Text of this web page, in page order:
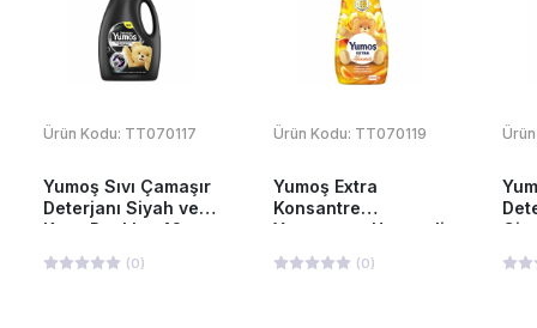
Ürün Kodu: TT070117
Yumoş Sıvı Çamaşır
Deterjanı Siyah ve
Koyu Renkler 42
(0)
Ürün Kodu: TT070119
Yumoş Extra
Konsantre
Yumuşatıcı Hanımeli
(0)